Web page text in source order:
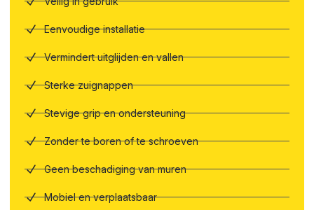
Eenvoudige installatie
Vermindert uitglijden en vallen
Sterke zuignappen
Stevige grip en ondersteuning
Zonder te boren of te schroeven
Geen beschadiging van muren
Mobiel en verplaatsbaar